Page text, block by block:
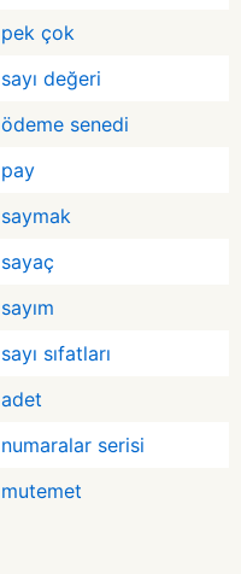
pek çok
sayı değeri
ödeme senedi
pay
saymak
sayaç
sayım
sayı sıfatları
adet
numaralar serisi
mutemet